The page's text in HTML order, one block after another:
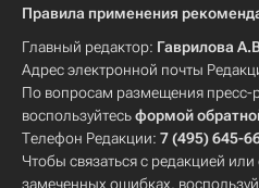
Правила применения
Главный редактор: Гаврилова
Адрес электронной почты
По вопросам размещения пресс-
воспользуйтесьформой
Телефон Редакции: 7 (495) 645-
Чтобы связаться с редакцией
замеченных ошибках,